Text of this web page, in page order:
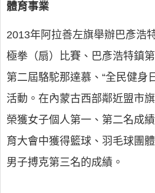
體育事業
2013年阿拉善左旗舉辦巴彥浩
極拳（扇）比賽、巴彥浩特鎮
第二屆駱駝那達慕、“全民健身
活動。在內蒙古西部鄰近盟市
榮獲女子個人第一、第二名成
育大會中獲得籃球、羽毛球團
男子搏克第三名的成績。